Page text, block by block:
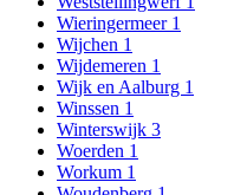
Wieringermeer 1
Wijchen 1
Wijdemeren 1
Wijk en Aalburg 1
Winssen 1
Winterswijk 3
Woerden 1
Workum 1